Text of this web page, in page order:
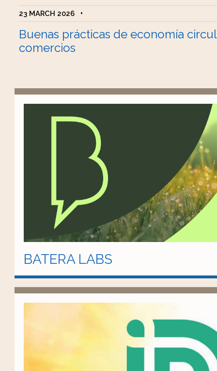
23 MARCH 2026 •
Buenas prácticas de economía
comercios
BATERA LABS